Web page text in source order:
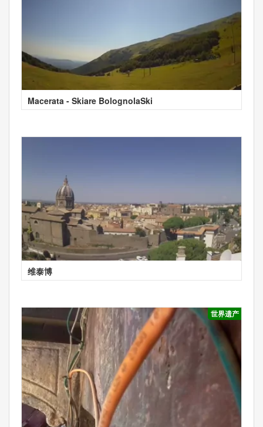
Macerata - Skiare BolognolaSki
维泰博
世界遗产